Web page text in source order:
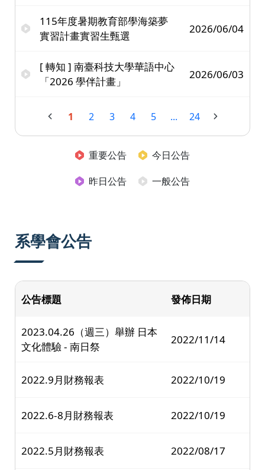
115年度暑期教育部學海築夢
實習計畫實習生甄選
2026/06/04
[ 轉知 ] 南臺科技大學華語中心
「2026 學伴計畫」
2026/06/03
1 2 3 4 5 ... 24
重要公告
今日公告
昨日公告
一般公告
系學會公告
公告標題 發佈日期
2023.04.26（週三）舉辦 日本
文化體驗 - 南日祭
2022/11/14
2022.9月財務報表 2022/10/19
2022.6-8月財務報表 2022/10/19
2022.5月財務報表 2022/08/17